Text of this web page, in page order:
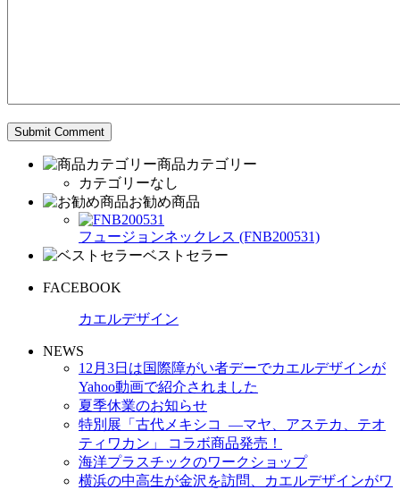
商品カテゴリー
カテゴリーなし
お勧め商品
フュージョンネックレス (FNB200531)
ベストセラー
FACEBOOK
カエルデザイン
NEWS
12月3日は国際障がい者デーでカエルデザインが
Yahoo動画で紹介されました
夏季休業のお知らせ
特別展「古代メキシコ ―マヤ、アステカ、テオ
ティワカン」 コラボ商品発売！
海洋プラスチックのワークショップ
横浜の中高生が金沢を訪問、カエルデザインがワ